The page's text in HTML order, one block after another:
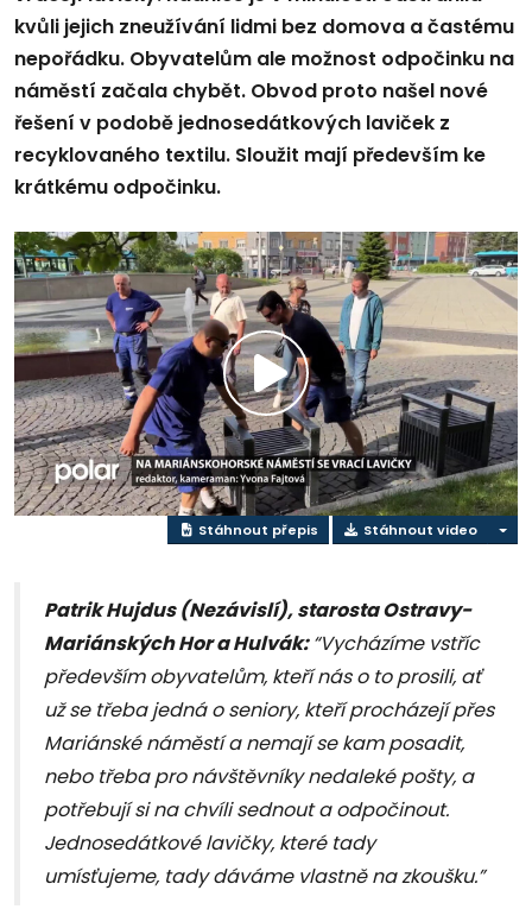
kvůli jejich zneužívání lidmi bez domova a častému
nepořádku. Obyvatelům ale možnost odpočinku na
náměstí začala chybět. Obvod proto našel nové
řešení v podobě jednosedátkových laviček z
recyklovaného textilu. Sloužit mají především ke
krátkému odpočinku.
Play
Video
Stáhnout přepis Stáhnout video
Patrik Hujdus (Nezávislí), starosta Ostravy-
Mariánských Hor a Hulvák:“Vycházíme vstříc
především obyvatelům, kteří nás o to prosili, ať
už se třeba jedná o seniory, kteří procházejí přes
Mariánské náměstí a nemají se kam posadit,
nebo třeba pro návštěvníky nedaleké pošty, a
potřebují si na chvíli sednout a odpočinout.
Jednosedátkové lavičky, které tady
umísťujeme, tady dáváme vlastně na zkoušku.”